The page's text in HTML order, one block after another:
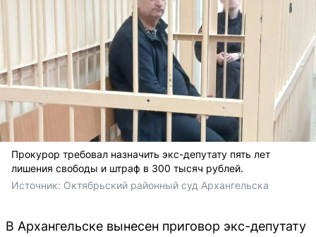
Прокурор требовал назначить экс-депутату пять лет
лишения свободы и штраф в 300 тысяч рублей.
Источник: Октябрьский районный суд Архангельска
В Архангельске вынесен приговор экс-депутату